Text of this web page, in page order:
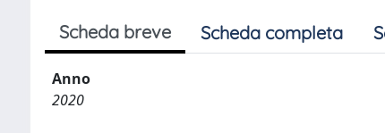
Scheda breve Scheda completa
Anno
2020